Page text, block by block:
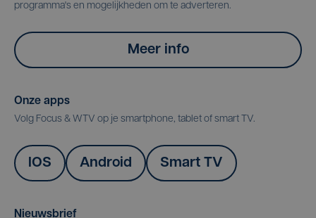
programma's en mogelijkheden om te adverteren.
Meer info
Onze apps
Volg Focus & WTV op je smartphone, tablet of smart TV.
IOS Android Smart TV
Nieuwsbrief